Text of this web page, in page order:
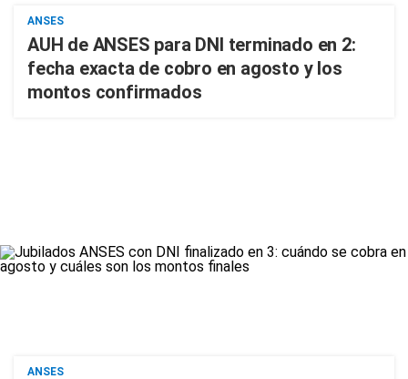
ANSES
AUH de ANSES para DNI terminado en 2:
fecha exacta de cobro en agosto y los
montos confirmados
ANSES